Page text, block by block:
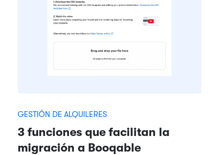
GESTIÓN DE ALQUILERES
3 funciones que facilitan la
migración a Booqable